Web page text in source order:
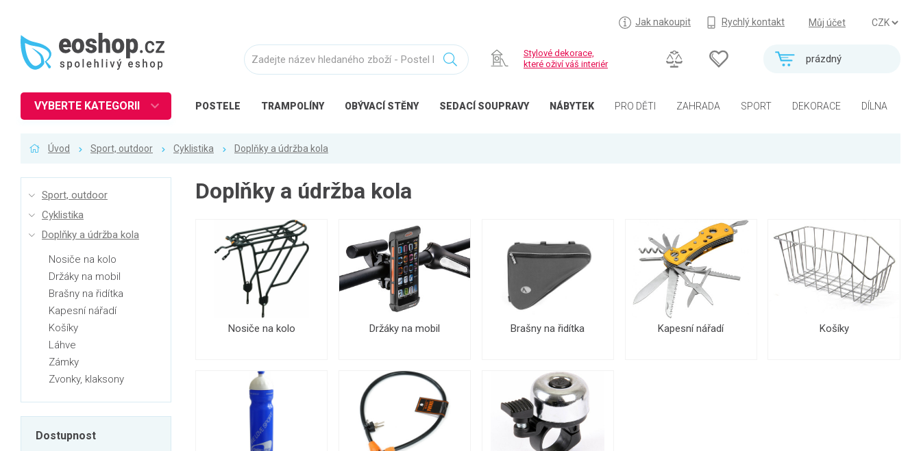
Můj účet
Jak nakoupit Rychlý kontakt
prázdný
Stylové dekorace,
které oživí váš interiér
POSTELE TRAMPOLÍNY OBÝVACÍ STĚNY SEDACÍ SOUPRAVY NÁBYTEK PRO DĚTI ZAHRADA SPORT DEKORACE DÍLNA
VYBERTE KATEGORII
Obývací pokoj
Koupelna
Zahrada
Balkon a terasa
Dílna
Auto-moto
Dekorace
Svítidla, žárovky
Úvod Sport, outdoor Cyklistika Doplňky a údržba kola
Sport, outdoor
Cyklistika
Doplňky a údržba kola
Nosiče na kolo
Držáky na mobil
Brašny na řidítka
Kapesní nářadí
Košíky
Láhve
Zámky
Zvonky, klaksony
Dostupnost
Doplňky a údržba kola
Nosiče na kolo Držáky na mobil Brašny na řidítka Kapesní nářadí Košíky